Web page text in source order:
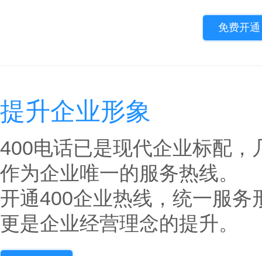
免费开通
提升企业形象
400电话已是现代企业标配
作为企业唯一的服务热线。
开通400企业热线，统一服
更是企业经营理念的提升。